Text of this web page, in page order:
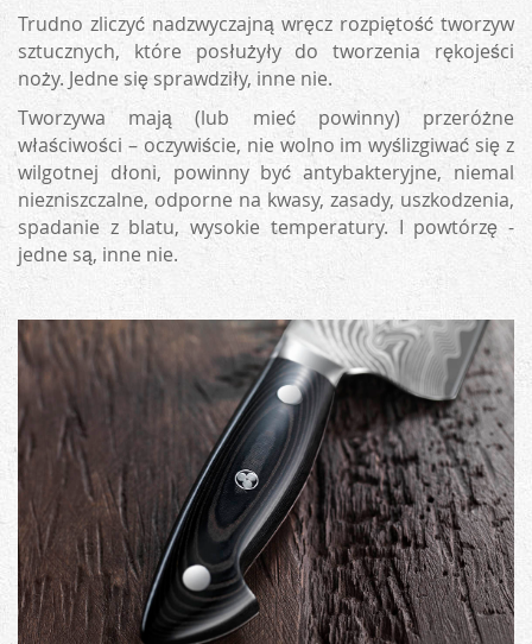
Trudno zliczyć nadzwyczajną wręcz rozpiętość tworzyw
sztucznych, które posłużyły do tworzenia rękojeści
noży. Jedne się sprawdziły, inne nie.
Tworzywa mają (lub mieć powinny) przeróżne
właściwości – oczywiście, nie wolno im wyślizgiwać się z
wilgotnej dłoni, powinny być antybakteryjne, niemal
niezniszczalne, odporne na kwasy, zasady, uszkodzenia,
spadanie z blatu, wysokie temperatury. I powtórzę -
jedne są, inne nie.